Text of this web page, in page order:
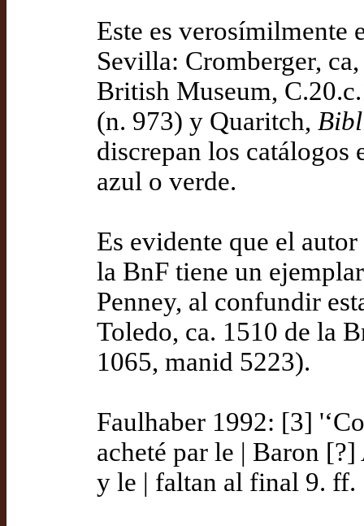
Este es verosímilmente
Sevilla: Cromberger,
British Museum,
(n. 973) y Quaritch,
discrepan los catálogos
azul o verde.
Es evidente que el
la BnF tiene un
Penney, al confundir
Toledo, ca. 1510 de la
1065, manid 5223).
Faulhaber 1992: [3]
acheté par le | Baron
y le | faltan al final 9.